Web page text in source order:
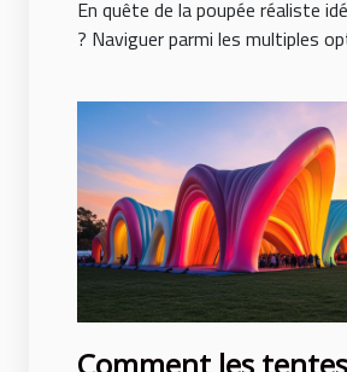
En quête de la poupée réaliste
? Naviguer parmi les multiples